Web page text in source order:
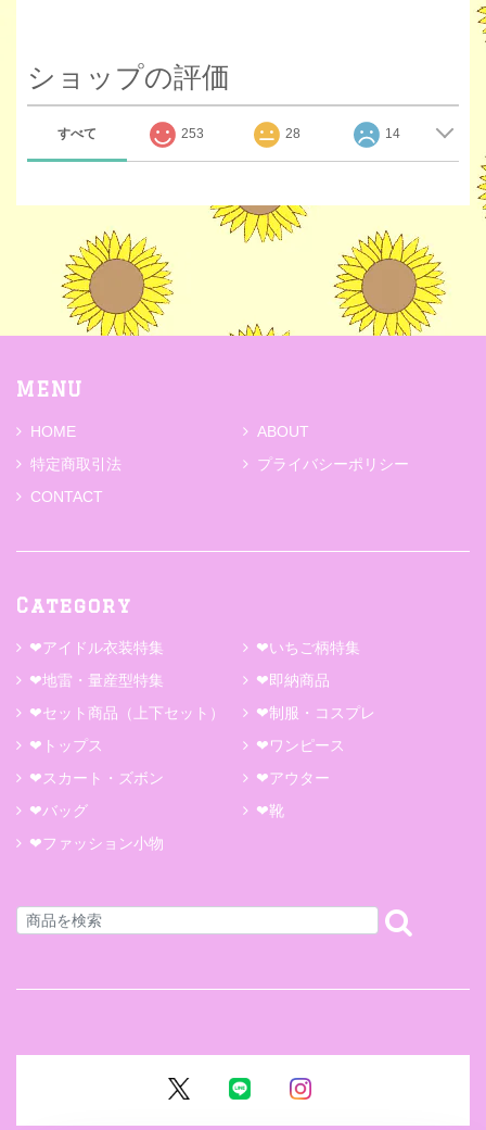
ショップの評価
すべて 253 28 14
MENU
HOME
ABOUT
特定商取引法
プライバシーポリシー
CONTACT
Category
❤アイドル衣装特集
❤いちご柄特集
❤地雷・量産型特集
❤即納商品
❤セット商品（上下セット）
❤制服・コスプレ
❤トップス
❤ワンピース
❤スカート・ズボン
❤アウター
❤バッグ
❤靴
❤ファッション小物